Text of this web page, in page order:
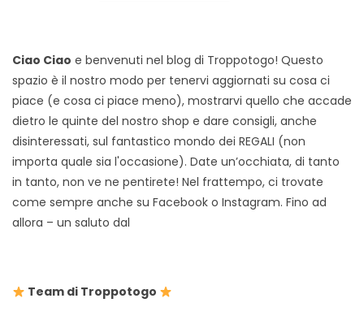
Ciao Ciao e benvenuti nel blog di Troppotogo! Questo
spazio è il nostro modo per tenervi aggiornati su cosa ci
piace (e cosa ci piace meno), mostrarvi quello che accade
dietro le quinte del nostro shop e dare consigli, anche
disinteressati, sul fantastico mondo dei REGALI (non
importa quale sia l'occasione). Date un’occhiata, di tanto
in tanto, non ve ne pentirete! Nel frattempo, ci trovate
come sempre anche su Facebook o Instagram. Fino ad
allora – un saluto dal
Team di Troppotogo